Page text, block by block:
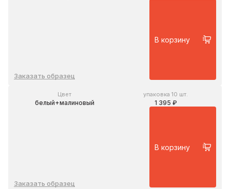
Заказать образец
В корзину
Цвет
белый+малиновый
упаковка 10 шт.
1 395 ₽
Заказать образец
В корзину